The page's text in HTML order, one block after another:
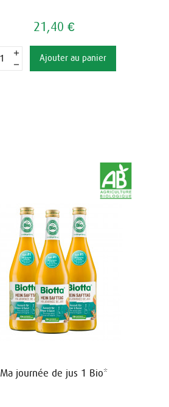
21,40 €
Ajouter au panier
Ma journée de jus 1 Bio*